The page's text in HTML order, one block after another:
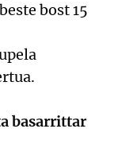
bost 15
basarrittar